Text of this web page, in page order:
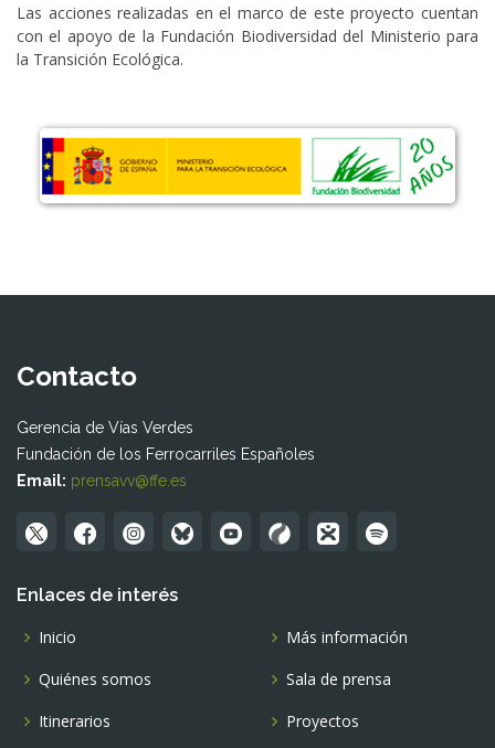
Las acciones realizadas en el marco de este proyecto cuentan
con el apoyo de la Fundación Biodiversidad del Ministerio para
la Transición Ecológica.
Contacto
Gerencia de Vías Verdes
Fundación de los Ferrocarriles Españoles
Email: prensavv@ffe.es
Enlaces de interés
Inicio
Quiénes somos
Itinerarios
Más información
Sala de prensa
Proyectos